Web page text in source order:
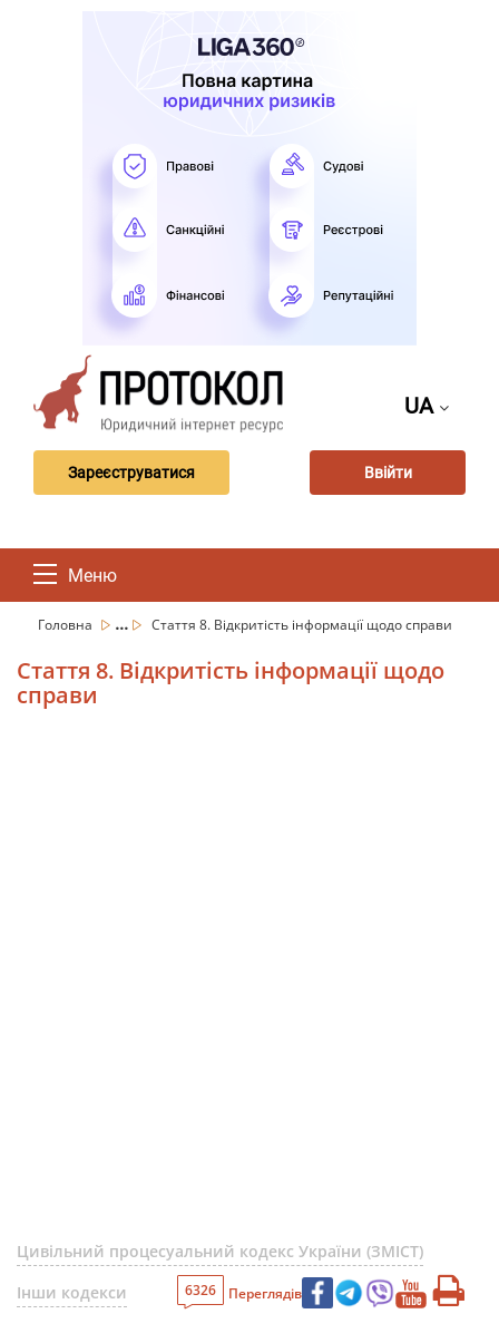
UA
Зареєструватися Ввійти
Меню
Головна ... Стаття 8. Відкритість інформації щодо справи
Стаття 8. Відкритість інформації щодо
справи
Цивільний процесуальний кодекс України (ЗМІСТ)
Інши кодекси
6326 Переглядів